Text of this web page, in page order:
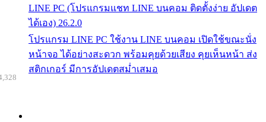
LINE PC (โปรแกรมแชท LINE บนคอม ติดตั้งง่าย อัปเดต
ได้เอง) 26.2.0
โปรแกรม LINE PC ใช้งาน LINE บนคอม เปิดใช้ขณะนั่ง
หน้าจอ ได้อย่างสะดวก พร้อมคุยด้วยเสียง คุยเห็นหน้า ส่ง
สติกเกอร์ มีการอัปเดตสม่ำเสมอ